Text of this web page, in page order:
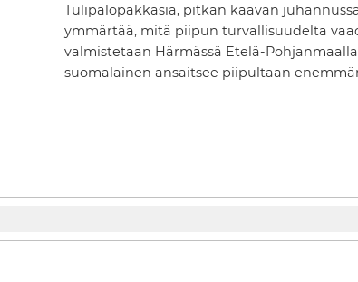
Tulipalopakkasia, pitkän kaavan
ymmärtää, mitä piipun turvallisuudelta
valmistetaan Härmässä Etelä-
suomalainen ansaitsee piipultaan